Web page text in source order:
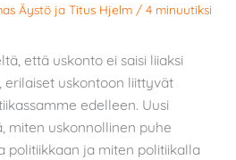
Äystö ja Titus Hjelm / 4 minuutiksi
että uskonto ei saisi liiaksi
erilaiset uskontoon liittyvät
edelleen. Uusi
miten uskonnollinen puhe
politiikkaan ja miten politiikalla